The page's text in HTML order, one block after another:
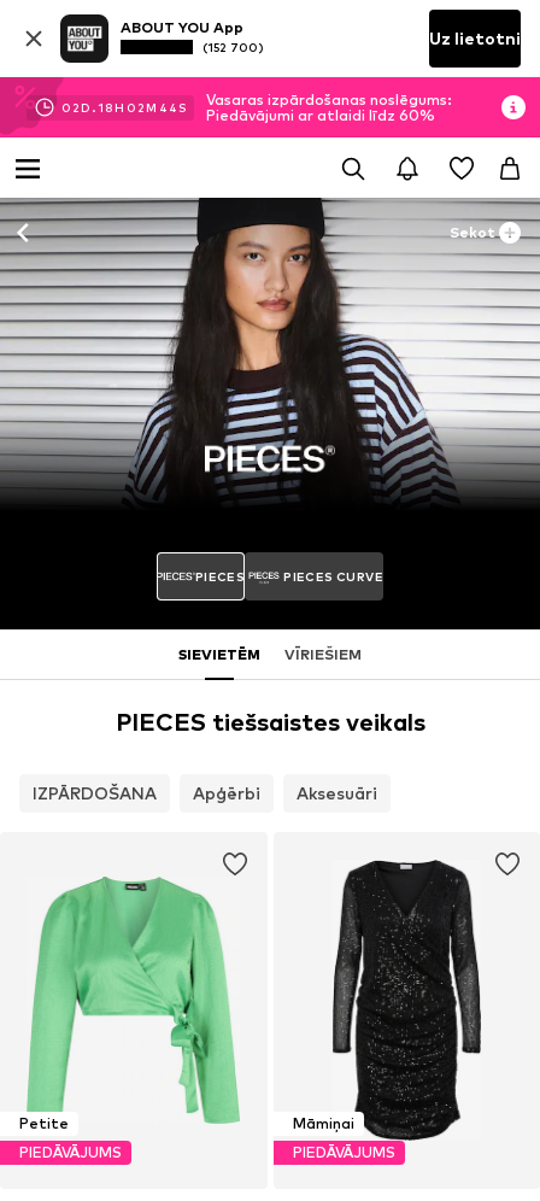
ABOUT YOU App
(152 700) Uz lietotni
02D.18H 02M 43 S
Vasaras izpārdošanas noslēgums:
Piedāvājumi ar atlaidi līdz 60%
Sekot
PIECES PIECES CURVE
SIEVIETĒM VĪRIEŠIEM
PIECES tiešsaistes veikals
IZPĀRDOŠANA Apģērbi Aksesuāri
Petite
PIEDĀVĀJUMS
Māmiņai
PIEDĀVĀJUMS